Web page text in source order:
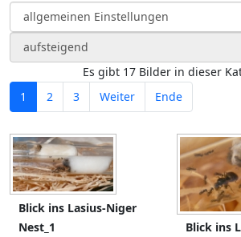
Es gibt 17 Bilder in dieser
1
2 3 Weiter Ende
Blick ins Lasius-Niger
Nest_1
Blick ins